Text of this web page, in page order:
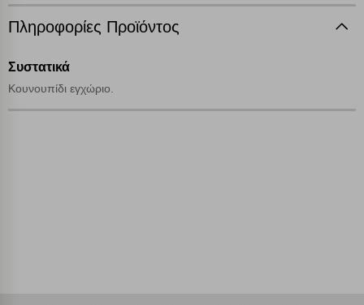
Πληροφορίες Προϊόντος
Συστατικά
Κουνουπίδι εγχώριο.
Αποθήκευση ρυθμίσεων